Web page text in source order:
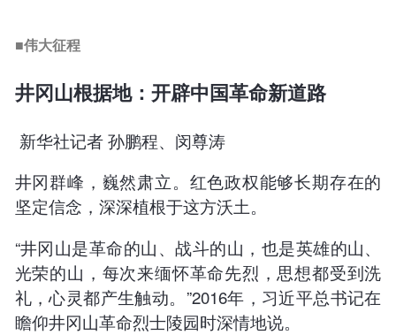
■伟大征程
井冈山根据地：开辟中国革命新道路
新华社记者 孙鹏程、闵尊涛
井冈群峰，巍然肃立。红色政权能够长期存在的
坚定信念，深深植根于这方沃土。
“井冈山是革命的山、战斗的山，也是英雄的山、
光荣的山，每次来缅怀革命先烈，思想都受到洗
礼，心灵都产生触动。”2016年，习近平总书记在
瞻仰井冈山革命烈士陵园时深情地说。